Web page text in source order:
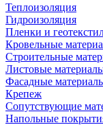
Теплоизоляция
Гидроизоляция
Пленки и
Кровельные
Строительные
Листовые
Фасадные
Крепеж
Сопутствующие
Напольные